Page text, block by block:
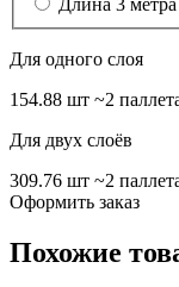
Длина 3 метра
Для одного слоя
154.88 шт ~2
Для двух слоёв
309.76 шт ~2
Оформить заказ
Похожие